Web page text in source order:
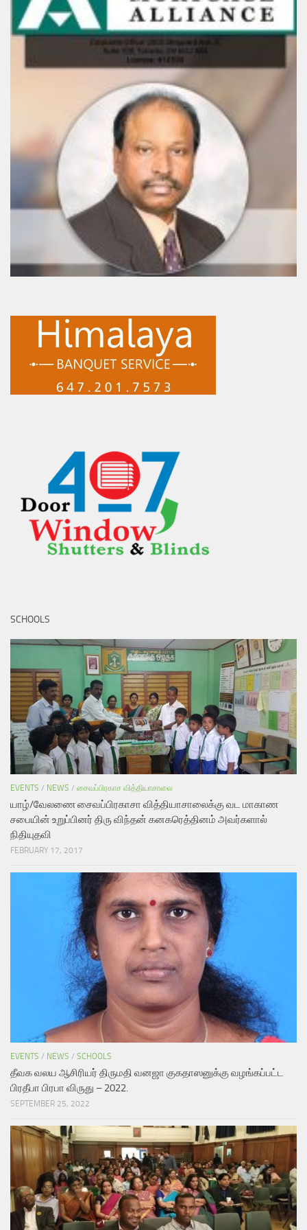
SCHOOLS
EVENTS / NEWS / சைவப்பிரகாச வித்தியாசாலை
யாழ்/வேலணை சைவப்பிரகாசா வித்தியாசாலைக்கு வட மாகாண
சபையின் உறுப்பினர் திரு விந்தன் கனகரெத்தினம் அவர்களால்
நிதியுதவி
FEBRUARY 17, 2017
EVENTS / NEWS / SCHOOLS
தீவக வலய ஆசிரியர் திருமதி வனஜா குகதாஸனுக்கு வழங்கப்பட்ட
பிரதீபா பிரபா விருது – 2022.
SEPTEMBER 25, 2022